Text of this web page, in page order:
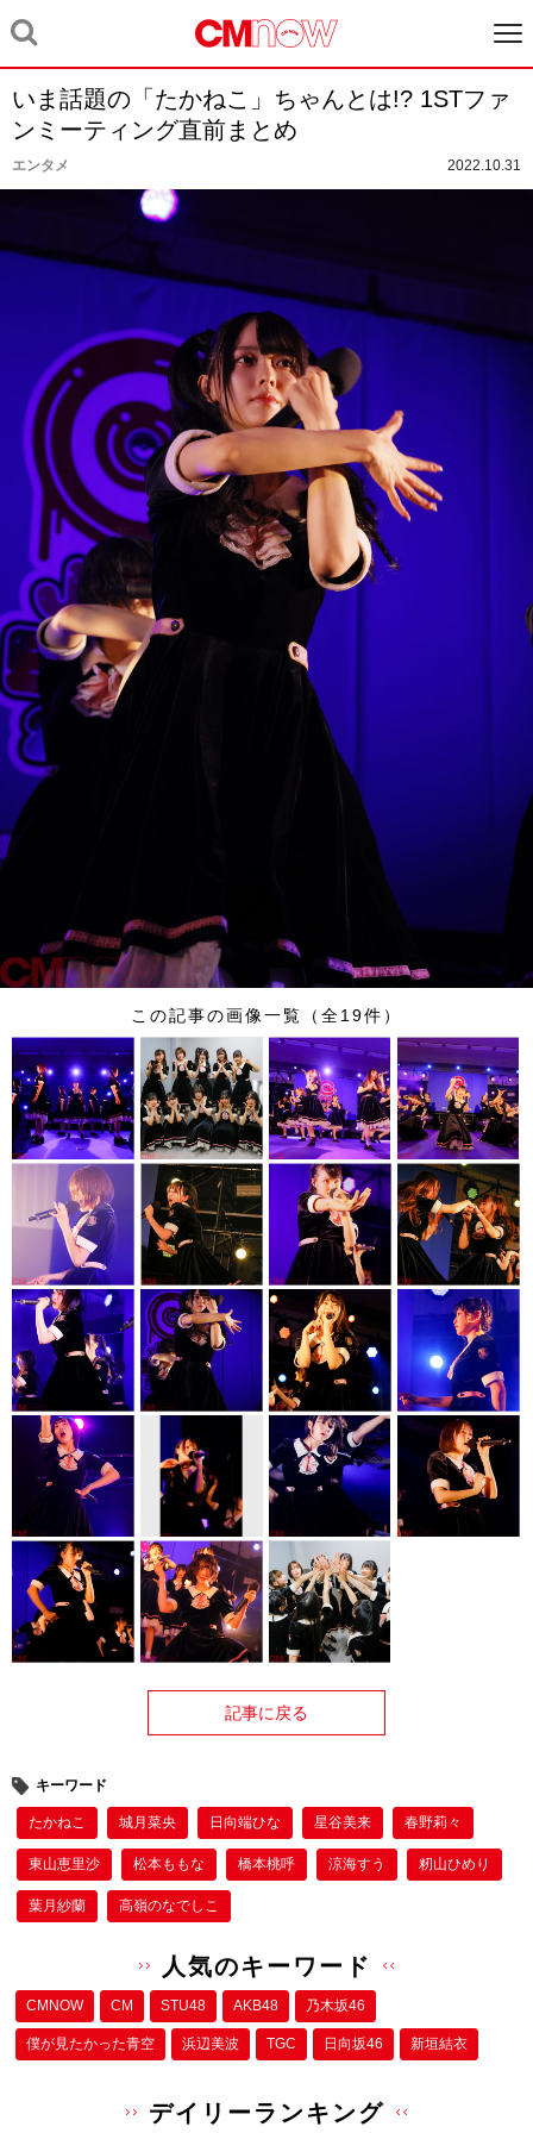
いま話題の「たかねこ」ちゃんとは!? 1STファ
ンミーティング直前まとめ
エンタメ 2022.10.31
この記事の画像一覧（全19件）
記事に戻る
キーワード
たかねこ 城月菜央 日向端ひな 星谷美来 春野莉々
東山恵里沙 松本ももな 橋本桃呼 涼海すう 籾山ひめり
葉月紗蘭 高嶺のなでしこ
人気のキーワード
CMNOW CM STU48 AKB48 乃木坂46
僕が⾒たかった⻘空 浜辺美波 TGC 日向坂46 新垣結衣
デイリーランキング